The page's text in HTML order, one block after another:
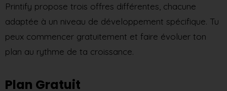
Printify propose trois offres différentes, chacune
adaptée à un niveau de développement spécifique. Tu
peux commencer gratuitement et faire évoluer ton
plan au rythme de ta croissance.
Plan Gratuit